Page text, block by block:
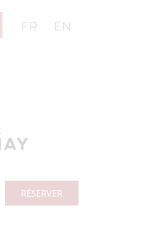
FR EN
RÉSERVER